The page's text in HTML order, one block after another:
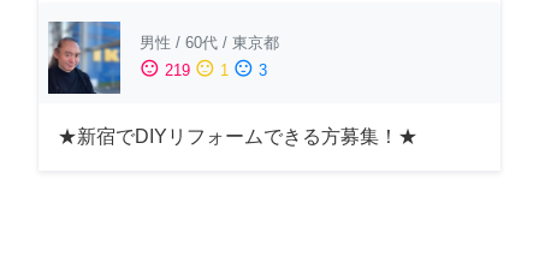
男性 / 60代 / 東京都
sentiment_satisfied 219 sentiment_neutral 1 sentiment_dissatisfied 3
★新宿でDIYリフォームできる方募集！★